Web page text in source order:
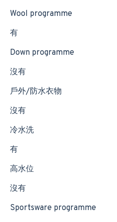
Wool programme
有
Down programme
沒有
戶外/防水衣物
沒有
冷水洗
有
高水位
沒有
Sportsware programme